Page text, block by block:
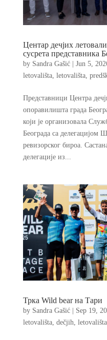
Центар дечјих
сусрета представника
by Sandra Gašić| Jun 5,
letovališta, letovališta,
Представници Центра
опоравилишта града
који је организовала
Београда са делегацијом
ревизорског бироа.
делегације из...
Трка Wild bear на Тари
by Sandra Gašić| Sep 19,
letovališta, dečjih letovališta,